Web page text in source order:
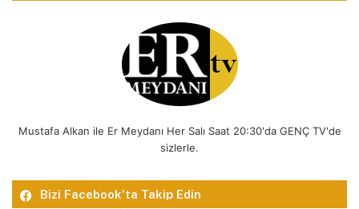
Mustafa Alkan ile Er Meydanı Her Salı Saat 20:30'da GENÇ TV'de
sizlerle.
Bizi Facebook’ta Takip Edin